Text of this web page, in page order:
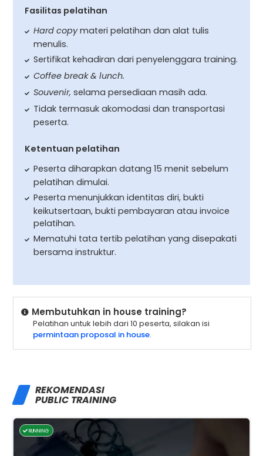
Fasilitas pelatihan
Hard copymateri pelatihan dan alat tulis
menulis.
Sertifikat kehadiran dari penyelenggara training.
Coffee break & lunch.
Souvenir, selama persediaan masih ada.
Tidak termasuk akomodasi dan transportasi
peserta.
Ketentuan pelatihan
Peserta diharapkan datang 15 menit sebelum
pelatihan dimulai.
Peserta menunjukkan identitas diri, bukti
keikutsertaan, bukti pembayaran atau invoice
pelatihan.
Mematuhi tata tertib pelatihan yang disepakati
bersama instruktur.
Membutuhkan in house training?
Pelatihan untuk lebih dari 10 peserta, silakan isi
permintaan proposal in house.
REKOMENDASI
PUBLIC TRAINING
RUNNING